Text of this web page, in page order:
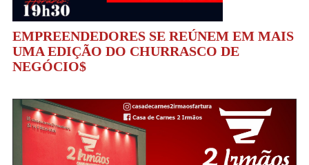
EMPREENDEDORES SE REÚNEM EM MAIS
UMA EDIÇÃO DO CHURRASCO DE
NEGÓCIO$